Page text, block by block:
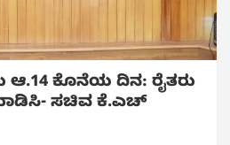
ಕೊನೆಯ ದಿನ: ರೈತರು
ಸಚಿವ ಕೆ.ಎಚ್